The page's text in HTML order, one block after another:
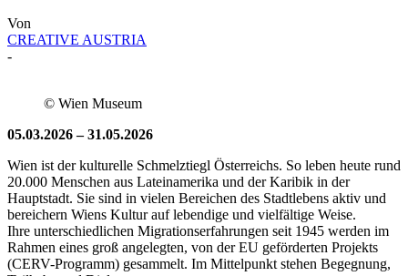
Von
CREATIVE AUSTRIA
-
© Wien Museum
05.03.2026 – 31.05.2026
Wien ist der kulturelle Schmelztiegl Österreichs. So leben heute rund
20.000 Menschen aus Lateinamerika und der Karibik in der
Hauptstadt. Sie sind in vielen Bereichen des Stadtlebens aktiv und
bereichern Wiens Kultur auf lebendige und vielfältige Weise.
Ihre unterschiedlichen Migrationserfahrungen seit 1945 werden im
Rahmen eines groß angelegten, von der EU geförderten Projekts
(CERV-Programm) gesammelt. Im Mittelpunkt stehen Begegnung,